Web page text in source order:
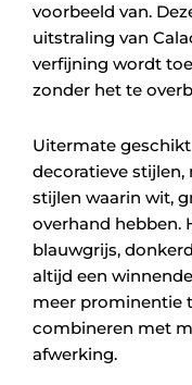
voorbeeld van.
uitstraling van
verfijning wordt
zonder het te
Uitermate
decoratieve stijlen,
stijlen waarin wit,
overhand hebben.
blauwgrijs,
altijd een
meer prominentie
combineren met
afwerking.